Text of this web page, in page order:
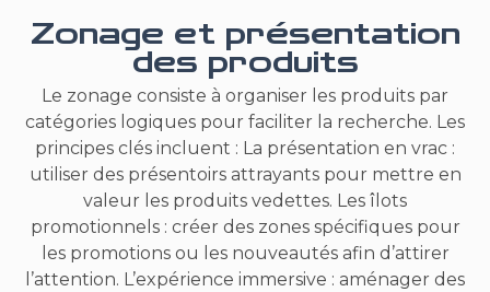
Zonage et présentation
des produits
Le zonage consiste à organiser les produits par
catégories logiques pour faciliter la recherche. Les
principes clés incluent : La présentation en vrac :
utiliser des présentoirs attrayants pour mettre en
valeur les produits vedettes. Les îlots
promotionnels : créer des zones spécifiques pour
les promotions ou les nouveautés afin d’attirer
l’attention. L’expérience immersive : aménager des